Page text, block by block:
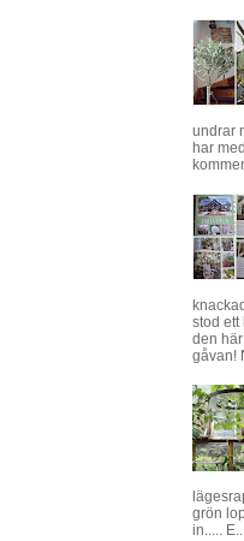
undrar
har
stod ett
den
gåvan!
grön
in.....